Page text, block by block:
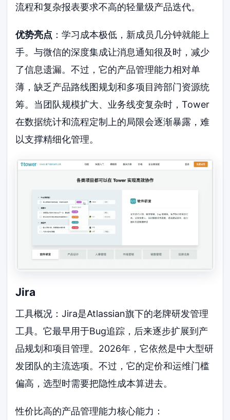
流程和复杂报表要求不高的轻量级产品迭代。
优势亮点 ：学习成本极低，新成员几分钟就能上
手。与微信的深度集成让消息通知很及时，减少
了信息遗漏。不过，它的产品管理能力相对单
薄，缺乏产品路线图规划和多项目跨部门资源统
筹。当团队规模扩大、业务线变复杂时，Tower
在数据统计和流程定制上的局限会逐渐暴露，难
以支撑精细化管理。
Jira
工具概况：Jira是Atlassian旗下的老牌研发管理
工具。它最早用于Bug追踪，后来逐步扩展到产
品规划和项目管理。2026年，它依然是中大型研
发团队的主流选项。不过，它的定价和运维门槛
偏高，选型时需要把隐性成本算进去。
性价比高的产品管理能力核心能力：